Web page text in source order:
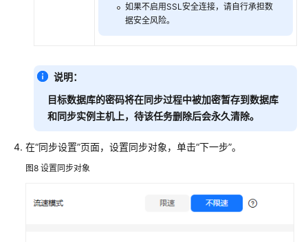
助
档
载
如果不启用SSL安全连接，请自行承担数
据安全风险。
说明：
目标数据库的密码将在同步过程中被加密暂存到数据库
和同步实例主机上，待该任务删除后会永久清除。
在“同步设置”页面，设置同步对象，单击“下一步”。
图8 设置同步对象